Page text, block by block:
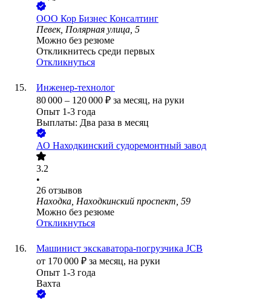
ООО Кор Бизнес Консалтинг
Певек, Полярная улица, 5
Можно без резюме
Откликнитесь среди первых
Откликнуться
Инженер-технолог
80 000 – 120 000 ₽ за месяц, на руки
Опыт 1-3 года
Выплаты: Два раза в месяц
АО Находкинский судоремонтный завод
3.2
•
26 отзывов
Находка, Находкинский проспект, 59
Можно без резюме
Откликнуться
Машинист экскаватора-погрузчика JCB
от 170 000 ₽ за месяц, на руки
Опыт 1-3 года
Вахта